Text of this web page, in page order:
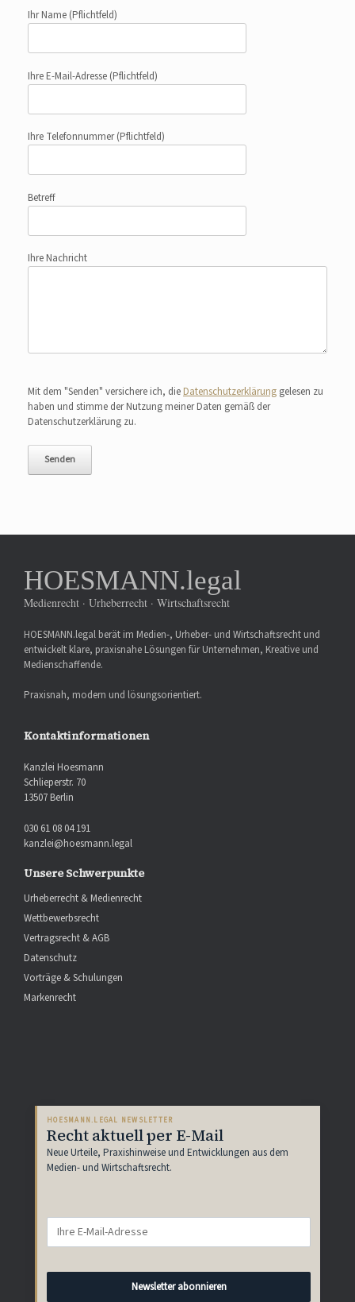
Ihr Name (Pflichtfeld)
Ihre E-Mail-Adresse (Pflichtfeld)
Ihre Telefonnummer(Pflichtfeld)
Betreff
Ihre Nachricht
Mit dem "Senden" versichere ich, die Datenschutzerklärung gelesen zu
haben und stimme der Nutzung meiner Daten gemäß der
Datenschutzerklärung zu.
HOESMANN.legal
Medienrecht · Urheberrecht · Wirtschaftsrecht
HOESMANN.legal berät im Medien-, Urheber- und Wirtschaftsrecht und
entwickelt klare, praxisnahe Lösungen für Unternehmen, Kreative und
Medienschaffende.
Praxisnah, modern und lösungsorientiert.
Kontaktinformationen
Kanzlei Hoesmann
Schlieperstr. 70
13507 Berlin
030 61 08 04 191
kanzlei@hoesmann.legal
Unsere Schwerpunkte
Urheberrecht & Medienrecht
Wettbewerbsrecht
Vertragsrecht & AGB
Datenschutz
Vorträge & Schulungen
Markenrecht
HOESMANN.LEGAL NEWSLETTER
Recht aktuell per E-Mail
Neue Urteile, Praxishinweise und Entwicklungen aus dem
Medien- und Wirtschaftsrecht.
Newsletter abonnieren